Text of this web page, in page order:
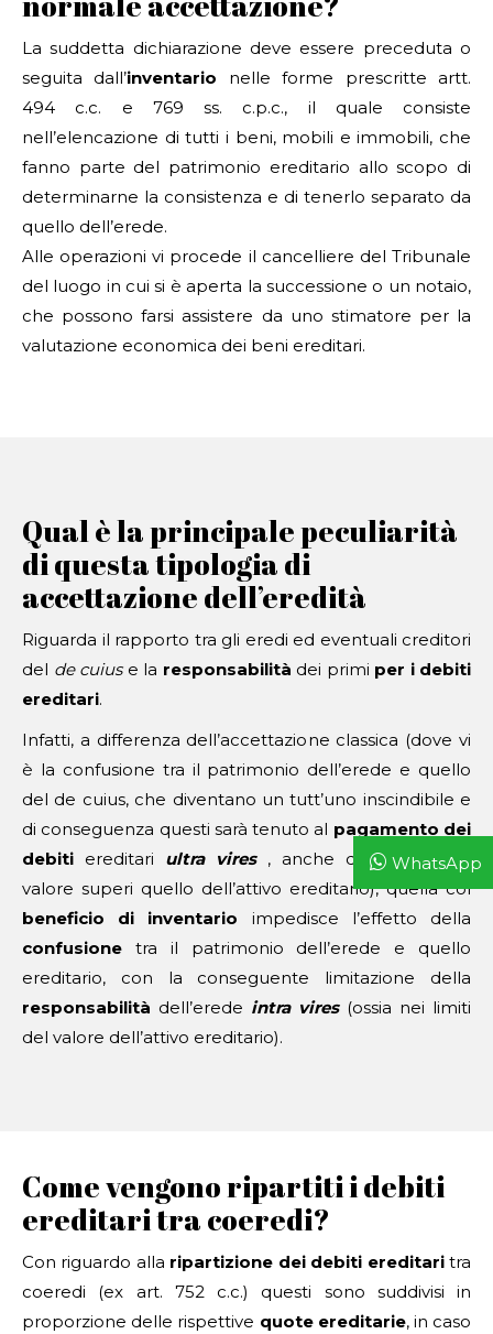
La suddetta dichiarazione deve essere preceduta o
seguita dall’inventario nelle forme prescritte artt.
494 c.c. e 769 ss. c.p.c., il quale consiste
nell’elencazione di tutti i beni, mobili e immobili, che
fanno parte del patrimonio ereditario allo scopo di
determinarne la consistenza e di tenerlo separato da
quello dell’erede.
Alle operazioni vi procede il cancelliere del Tribunale
del luogo in cui si è aperta la successione o un notaio,
che possono farsi assistere da uno stimatore per la
valutazione economica dei beni ereditari.
Qual è la principale peculiarità
di questa tipologia di
accettazione dell’eredità
Riguarda il rapporto tra gli eredi ed eventuali creditori
del de cuius e la responsabilità dei primi per i debiti
ereditari.
Infatti, a differenza dell’accettazione classica (dove vi
è la confusione tra il patrimonio dell’erede e quello
del de cuius, che diventano un tutt’uno inscindibile e
di conseguenza questi sarà tenuto al pagamento dei
debiti ereditari ultra vires , anche qualora il loro
valore superi quello dell’attivo ereditario), quella col
beneficio di inventario impedisce l’effetto della
confusione tra il patrimonio dell’erede e quello
ereditario, con la conseguente limitazione della
responsabilità dell’erede intra vires(ossia nei limiti
del valore dell’attivo ereditario).
Come vengono ripartiti i debiti
ereditari tra coeredi?
Con riguardo alla ripartizione dei debiti ereditaritra
coeredi (ex art. 752 c.c.) questi sono suddivisi in
proporzione delle rispettive quote ereditarie, in caso
WhatsApp